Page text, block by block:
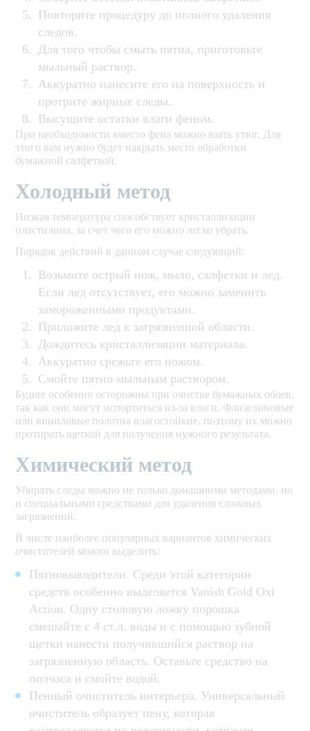
Повторите процедуру до полного удаления
следов.
Для того чтобы смыть пятна, приготовьте
мыльный раствор.
Аккуратно нанесите его на поверхность и
протрите жирные следы.
Высушите остатки влаги феном.
При необходимости вместо фена можно взять утюг. Для
этого вам нужно будет накрыть место обработки
бумажной салфеткой.
Холодный метод
Низкая температура способствует кристаллизации
пластилина, за счет чего его можно легко убрать.
Порядок действий в данном случае следующий:
Возьмите острый нож, мыло, салфетки и лед.
Если лед отсутствует, его можно заменить
замороженными продуктами.
Приложите лед к загрязненной области.
Дождитесь кристаллизации материала.
Аккуратно срежьте его ножом.
Смойте пятно мыльным раствором.
Будьте особенно осторожны при очистке бумажных обоев,
так как они могут испортиться из-за влаги. Флизелиновые
или виниловые полотна влагостойкие, поэтому их можно
протирать щеткой для получения нужного результата.
Химический метод
Убирать следы можно не только домашними методами, но
и специальными средствами для удаления сложных
загрязнений.
В числе наиболее популярных вариантов химических
очистителей можно выделить:
Пятновыводители. Среди этой категории
средств особенно выделяется Vanish Gold Oxi
Action. Одну столовую ложку порошка
смешайте с 4 ст.л. воды и с помощью зубной
щетки нанести получившийся раствор на
загрязненную область. Оставьте средство на
полчаса и смойте водой.
Пенный очиститель интерьера. Универсальный
очиститель образует пену, которая